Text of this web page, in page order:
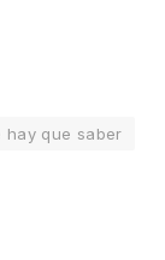
hay que saber